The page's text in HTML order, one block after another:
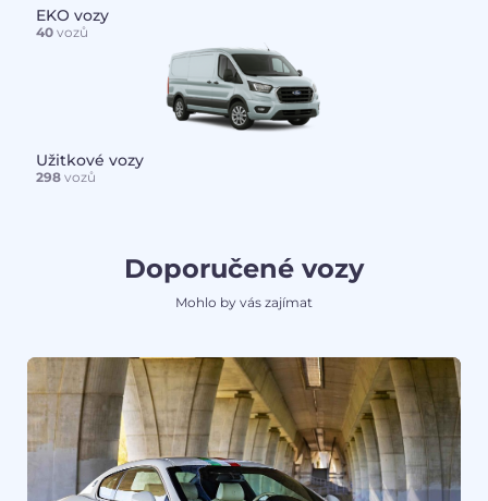
EKO vozy
40vozů
Užitkové vozy
298vozů
Doporučené vozy
Mohlo by vás zajímat